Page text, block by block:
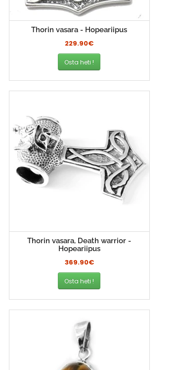
Thorin vasara - Hopeariipus
229.90€
Osta heti !
Thorin vasara, Death warrior -
Hopeariipus
369.90€
Osta heti !